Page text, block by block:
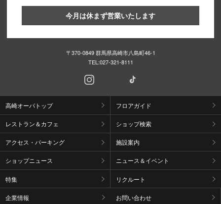
今月は休まず営業いたします
〒370-0849 群馬県高崎市八島町46-1
TEL:027-321-8111
高崎オーパトップ フロアガイド
レストラン＆カフェ ショップ検索
アクセス・パーキング 施設案内
ショップニュース ニュース＆イベント
特集 リクルート
企業情報 お問い合わせ